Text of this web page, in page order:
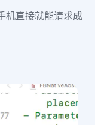
机直接就能请求成